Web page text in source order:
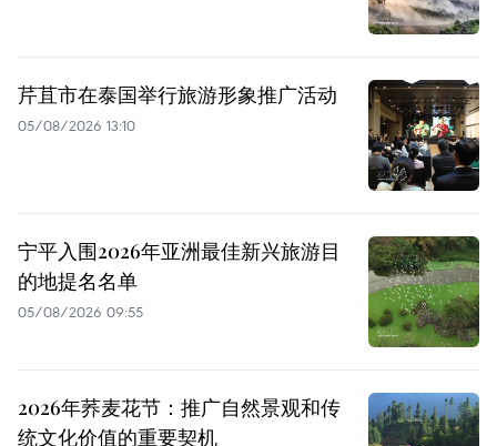
芹苴市在泰国举行旅游形象推广活动
05/08/2026 13:10
宁平入围2026年亚洲最佳新兴旅游目
的地提名名单
05/08/2026 09:55
2026年荞麦花节：推广自然景观和传
统文化价值的重要契机